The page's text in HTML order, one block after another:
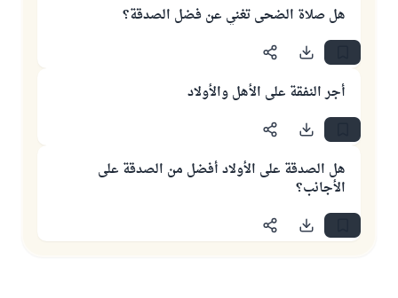
هل صلاة الضحى تغني عن فضل الصدقة؟
أجر النفقة على الأهل والأولاد
هل الصدقة على الأولاد أفضل من الصدقة على
الأجانب؟